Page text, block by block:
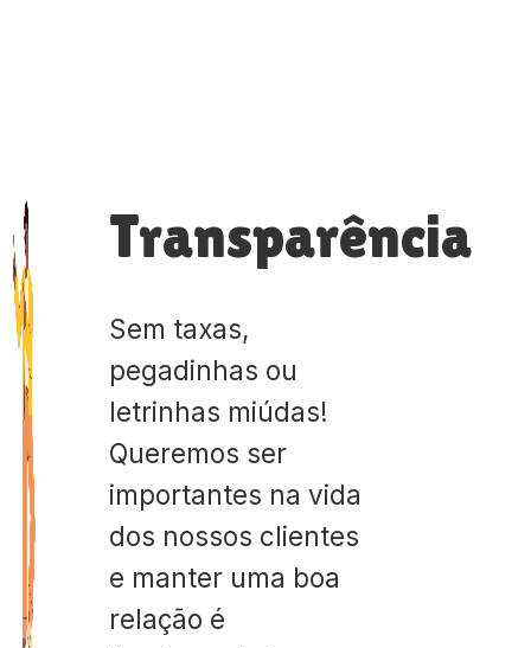
Transparência
Sem taxas,
pegadinhas ou
letrinhas miúdas!
Queremos ser
importantes na vida
dos nossos clientes
e manter uma boa
relação é